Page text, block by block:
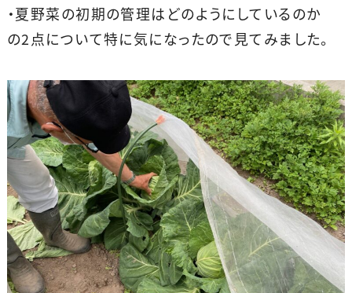
・夏野菜の初期の管理はどのようにしているのか
の2点について特に気になったので見てみました。